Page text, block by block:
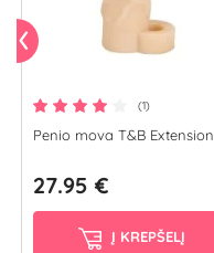
(1)
Penio mova T&B Extension
27.95 €
Į KREPŠELĮ